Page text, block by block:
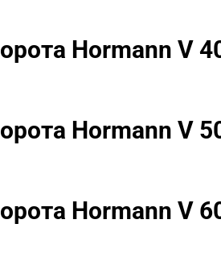
Hormann V
Hormann V
Hormann V